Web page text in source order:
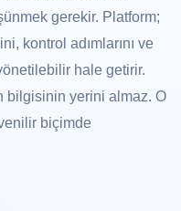
gerekir. Platform;
kontrol adımlarını ve
yönetilebilir hale getirir.
bilgisinin yerini almaz. O
biçimde